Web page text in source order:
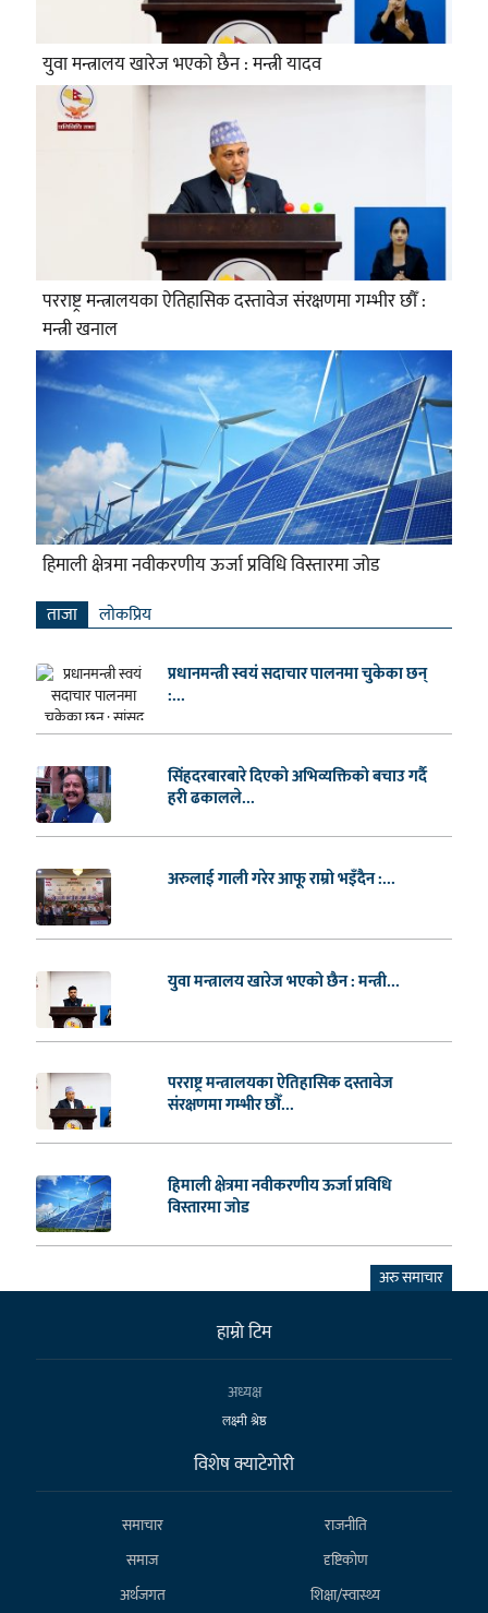
युवा मन्त्रालय खारेज भएको छैन : मन्त्री यादव
परराष्ट्र मन्त्रालयका ऐतिहासिक दस्तावेज संरक्षणमा गम्भीर छौँ :
मन्त्री खनाल
हिमाली क्षेत्रमा नवीकरणीय ऊर्जा प्रविधि विस्तारमा जोड
ताजा लाेकप्रिय
प्रधानमन्त्री स्वयं सदाचार पालनमा चुकेका छन्
:...
सिंहदरबारबारे दिएको अभिव्यक्तिको बचाउ गर्दै
हरी ढकालले...
अरुलाई गाली गरेर आफू राम्रो भइँदैन :...
युवा मन्त्रालय खारेज भएको छैन : मन्त्री...
परराष्ट्र मन्त्रालयका ऐतिहासिक दस्तावेज
संरक्षणमा गम्भीर छौँ...
हिमाली क्षेत्रमा नवीकरणीय ऊर्जा प्रविधि
विस्तारमा जोड
अरु समाचार
हाम्राे टिम
अध्यक्ष
लक्ष्मी श्रेष्ठ
विशेष क्याटेगाेरी
समाचार
राजनीति
समाज
दृष्टिकोण
अर्थजगत
शिक्षा/स्वास्थ्य